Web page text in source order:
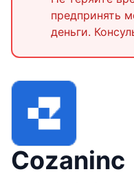
предпринять
деньги.
Cozaninc